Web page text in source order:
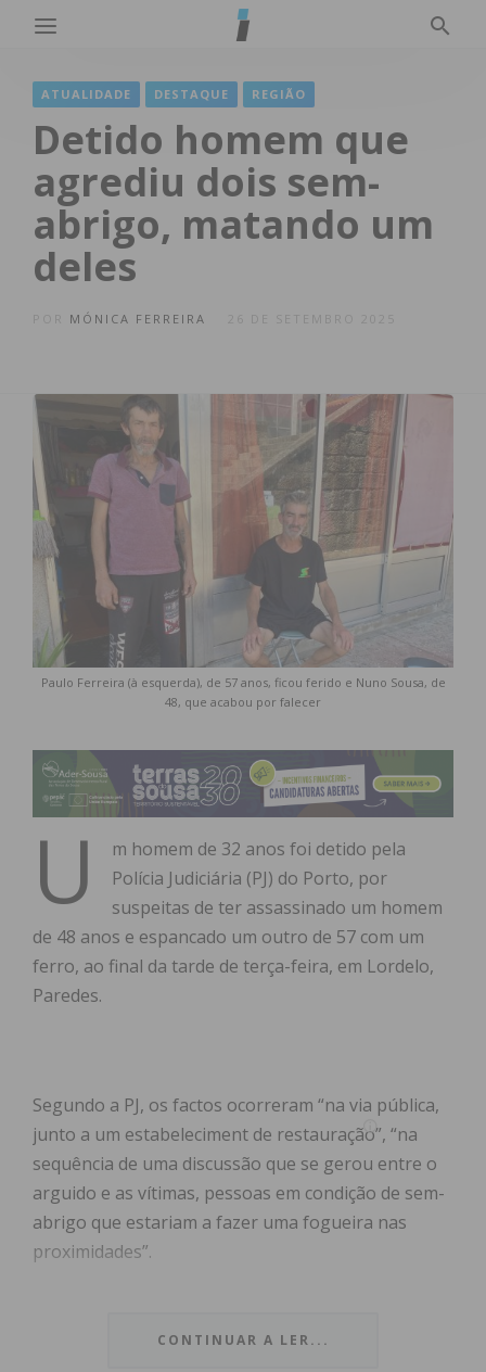
ATUALIDADE DESTAQUE REGIÃO
Detido homem que
agrediu dois sem-
abrigo, matando um
deles
MÓNICA FERREIRA 26 DE SETEMBRO 2025
Paulo Ferreira (à esquerda), de 57 anos, ficou ferido e Nuno Sousa, de
48, que acabou por falecer
U
m homem de 32 anos foi detido pela
Polícia Judiciária (PJ) do Porto, por
suspeitas de ter assassinado um homem
de 48 anos e espancado um outro de 57 com um
ferro, ao final da tarde de terça-feira, em Lordelo,
Paredes.
Segundo a PJ, os factos ocorreram “na via pública,
junto a um estabeleciment de restauração”, “na
sequência de uma discussão que se gerou entre o
arguido e as vítimas, pessoas em condição de sem-
abrigo que estariam a fazer uma fogueira nas
proximidades”.
quais munida de um ferro que veio a ser
CONTINUAR A LER...